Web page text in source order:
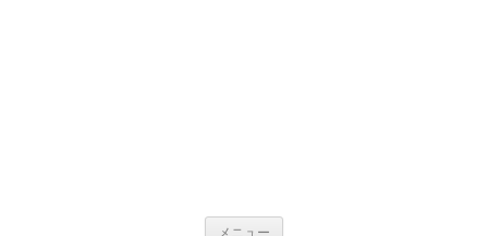
メニュー コンテンツへ移動